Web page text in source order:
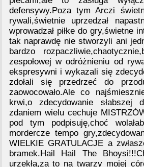
defensywy.Poza tym Arczi
rywali,świetnie uprzedzał
wprowadzał piłke do gry,świetne
tak naprawdę nie stworzyli ani
bardzo
zespołowej w odróżnieniu od
ekspresywni i wykazali się
zdołali się przedrzeć do
zaowocowało.Ale co
krwi,o zdecydowanie słabszej
zdaniem wielu cechuje
pod tym podpisuję,choć
mordercze tempo
WIELKIE GRATULACJE a
bramek.Hail Hail The
urzekła,za to na twarzy mojej